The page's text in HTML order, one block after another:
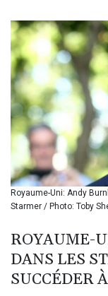
Royaume-Uni: Andy
Starmer / Photo: Toby
ROYAUME-
DANS LES
SUCCÉDER